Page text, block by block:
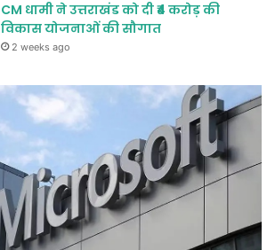
CM धामी ने उत्तराखंड को दी ₹4 करोड़ की
विकास योजनाओं की सौगात
2 weeks ago